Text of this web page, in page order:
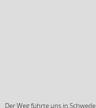
Der Weg führte uns in